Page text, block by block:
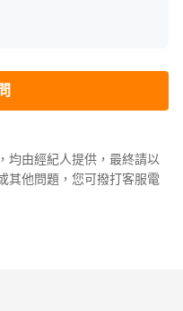
租金緩慢上升中
均由經紀人提供，最終請以
其他問題，您可撥打客服電